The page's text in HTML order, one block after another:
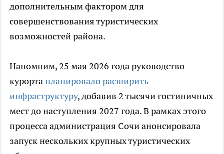
дополнительным фактором для
совершенствования туристических
возможностей района.
Напомним, 25 мая 2026 года руководство
курортапланировало расширить
инфраструктуру, добавив 2 тысячи гостиничных
мест до наступления 2027 года. В рамках этого
процесса администрация Сочи анонсировала
запуск нескольких крупных туристических